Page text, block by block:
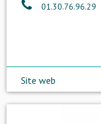
01.30.76.96.29
Site web